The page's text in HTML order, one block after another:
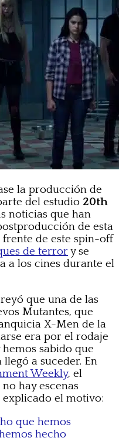
la producción de
del estudio 20th
noticias que han
de esta
frente de este spin-off
de terror y se
a los cines durante el
que una de las
Mutantes, que
X-Men de la
era por el rodaje
sabido que
a suceder. En
Weekly, el
hay escenas
explicado el motivo:
que hemos
hecho